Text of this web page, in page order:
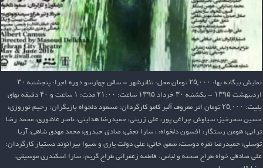
نمایش بیگانه بها: ۲۵,۰۰۰ تومان محل: تئاترشهر – سالن چهارسو دوره اجرا: پنجشنبه ۳۰
ارديبهشت ۱۳۹۵ – يكشنبه ۳۰ خرداد ۱۳۹۵ ساعت: ۲۱:۰۰ مدت: ۱ ساعت و ۴۰ دقیقه بهای
بلیت: ۲۵,۰۰۰ تومان اثر معروف آلبر کامو کارگردان: مسعود دلخواه بازیگران: رحیم نوروزی،
حسین سحرخیز، سیاوش چراغی پور، علی زرینی، حمیدرضا هدایتی، ناصر عاشوری، محمد رضا
ترابی، هومن رستگار، افسون دلخواه، ، سارا نجفی، صادق حیدری، محمد مهدی شاهی، آریا
توسلی، حمیدرضا نقره دوست، شفق خانی، علی دولت یاری و شیوا بیرانوند دستیار کارگردان:
علی صادقی خواه طراح صحنه و لباس: فاطمه زعفرانی طراح گریم: سارا اسکندری موسیقی: